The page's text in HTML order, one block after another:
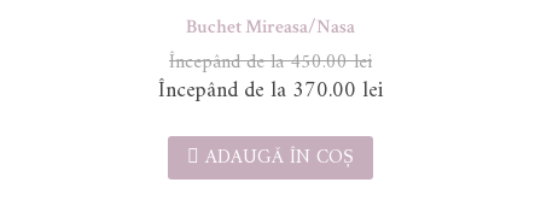
Buchet Mireasa/Nasa
450.00lei
Prețul
fost:
370.00 leiPrețul
ADAUGĂ ÎN COȘ